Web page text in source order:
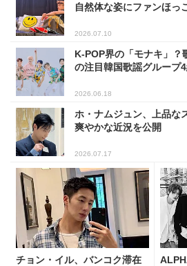
自然体な姿にファンほっ
2026.07.10
K-POP界の「モナキ」？
の注目韓国歌謡グループ4
2026.06.18
ホ・ナムジュン、上品な
爽やかな近況を公開
2026.07.17
チョン・イル、バンコク滞在